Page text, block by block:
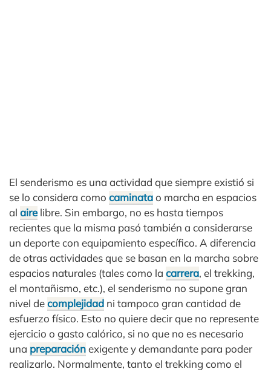
El senderismo es una actividad que siempre existió si
se lo considera como caminatao marcha en espacios
al airelibre. Sin embargo, no es hasta tiempos
recientes que la misma pasó también a considerarse
un deporte con equipamiento específico. A diferencia
de otras actividades que se basan en la marcha sobre
espacios naturales (tales como la carrera, el trekking,
el montañismo, etc.), el senderismo no supone gran
nivel decomplejidad ni tampoco gran cantidad de
esfuerzo físico. Esto no quiere decir que no represente
ejercicio o gasto calórico, si no que no es necesario
una preparaciónexigente y demandante para poder
realizarlo. Normalmente, tanto el trekking como el